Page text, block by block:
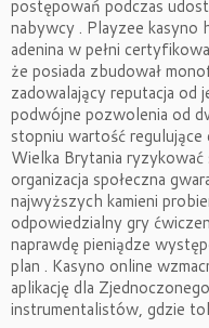
postępowań podczas
nabywcy . Playzee
adenina w pełni
że posiada zbudował
zadowalający reputacja od
podwójne pozwolenia od
stopniu wartość regulujące
Wielka Brytania
organizacja społeczna
najwyższych kamieni
odpowiedzialny gry
naprawdę pieniądze
plan . Kasyno online
aplikację dla
instrumentalistów, gdzie